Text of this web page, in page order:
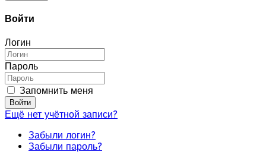
Войти
Логин
Пароль
Запомнить меня
Войти
Ещё нет учётной записи?
Забыли логин?
Забыли пароль?